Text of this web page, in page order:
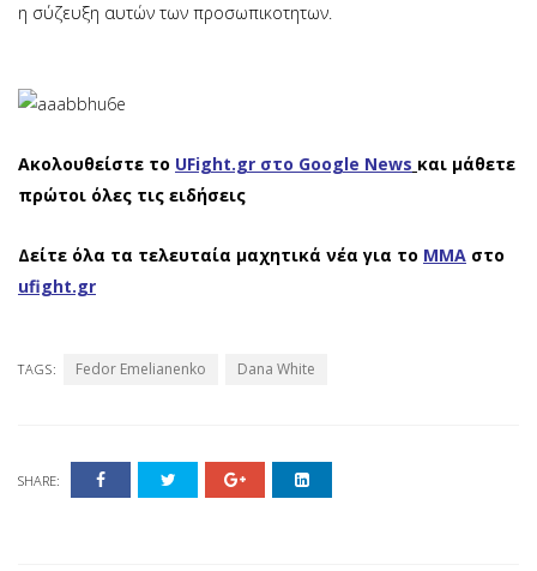
η σύζευξη αυτών των προσωπικοτητων.
Ακολουθείστε το UFight.gr στο Google News και μάθετε
πρώτοι όλες τις ειδήσεις
Δείτε όλα τα τελευταία μαχητικά νέα για το ΜΜΑ στο
ufight.gr
TAGS: Fedor Emelianenko Dana White
SHARE: